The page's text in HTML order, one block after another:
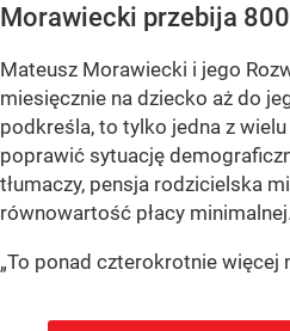
Morawiecki przebija
Mateusz Morawiecki i jego
miesięcznie na dziecko aż do
podkreśla, to tylko jedna z
poprawić sytuację
tłumaczy, pensja rodzicielska
równowartość płacy minimalnej.
„To ponad czterokrotnie więcej